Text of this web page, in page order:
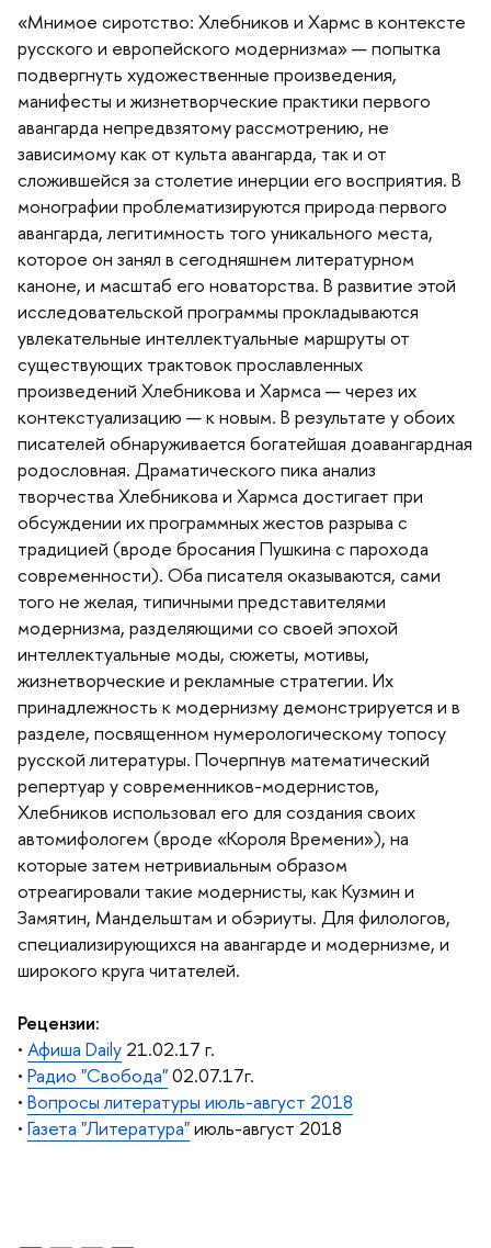
«Мнимое сиротство: Хлебников и Хармс в контексте
русского и европейского модернизма» — попытка
подвергнуть художественные произведения,
манифесты и жизнетворческие практики первого
авангарда непредвзятому рассмотрению, не
зависимому как от культа авангарда, так и от
сложившейся за столетие инерции его восприятия.
монографии проблематизируются природа первого
авангарда, легитимность того уникального места,
которое он занял в сегодняшнем литературном
каноне, и масштаб его новаторства. В развитие этой
исследовательской программы прокладываются
увлекательные интеллектуальные маршруты от
существующих трактовок прославленных
произведений Хлебникова и Хармса — через их
контекстуализацию — к новым. В результате у обоих
писателей обнаруживается богатейшая доавангардная
родословная. Драматического пика анализ
творчества Хлебникова и Хармса достигает при
обсуждении их программных жестов разрыва с
традицией (вроде бросания Пушкина с парохода
современности). Оба писателя оказываются, сами
того не желая, типичными представителями
модернизма, разделяющими со своей эпохой
интеллектуальные моды, сюжеты, мотивы,
жизнетворческие и рекламные стратегии. Их
принадлежность к модернизму демонстрируется и
разделе, посвященном нумерологическому топосу
русской литературы. Почерпнув математический
репертуар у современников-модернистов,
Хлебников использовал его для создания своих
автомифологем (вроде «Короля Времени»), на
которые затем нетривиальным образом
отреагировали такие модернисты, как Кузмин и
Замятин, Мандельштам и обэриуты. Для филологов,
специализирующихся на авангарде и модернизме, и
широкого круга читателей.
Рецензии:
• Афиша Daily 21.02.17 г.
• Радио "Свобода"02.07.17г.
• опросы литературы июль-август 2018
• Газета "Литература"июль-август 2018